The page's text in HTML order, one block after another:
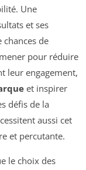
Une
et ses
de
pour réduire
leur engagement,
et inspirer
défis de la
aussi cet
et percutante.
le choix des